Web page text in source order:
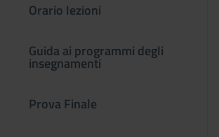
Orario lezioni
Guida ai programmi degli
insegnamenti
Prova Finale